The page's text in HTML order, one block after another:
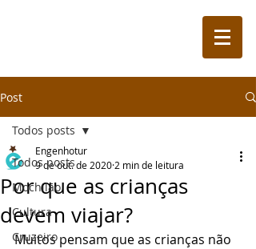
Post
Todos posts
Mochilão
Cultura
Cruzeiro
Todos posts
Por que as crianças
devem viajar?
Engenhotur
9 de out. de 2020 2 min de leitura
Muitos pensam que as crianças não